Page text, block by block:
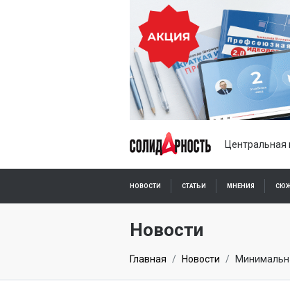
Центральная
НОВОСТИ СТАТЬИ МНЕНИЯ
ПОДПИСКА ОНЛАЙН
Новости
Главная Новости